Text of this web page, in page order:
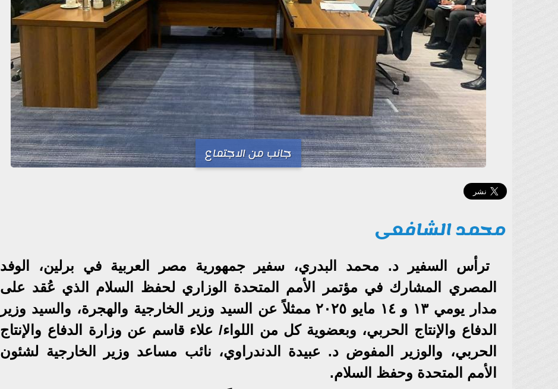
جانب من الاجتماع
محمد الشافعى
ترأس السفير د. محمد البدري، سفير جمهورية مصر العربية في برلين، الوفد
المصري المشارك في مؤتمر الأمم المتحدة الوزاري لحفظ السلام الذي عُقد على
مدار يومي ١٣ و ١٤ مايو ٢٠٢٥ ممثلاً عن السيد وزير الخارجية والهجرة، والسيد وزير
الدفاع والإنتاج الحربي، وبعضوية كل من اللواء/ علاء قاسم عن وزارة الدفاع والإنتاج
الحربي، والوزير المفوض د. عبيدة الدندراوي، نائب مساعد وزير الخارجية لشئون
الأمم المتحدة وحفظ السلام.